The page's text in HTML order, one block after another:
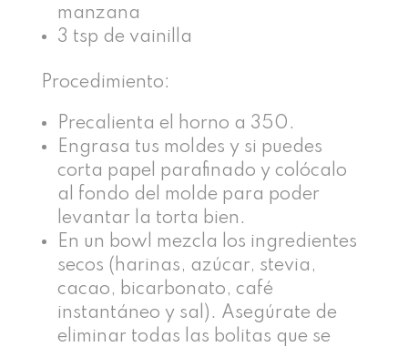
manzana
3 tsp de vainilla
Procedimiento:
Precalienta el horno a 350.
Engrasa tus moldes y si puedes
corta papel parafinado y colócalo
al fondo del molde para poder
levantar la torta bien.
En un bowl mezcla los ingredientes
secos (harinas, azúcar, stevia,
cacao, bicarbonato, café
instantáneo y sal). Asegúrate de
eliminar todas las bolitas que se